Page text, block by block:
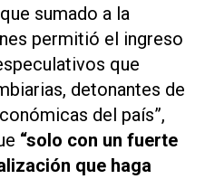
sumado a la
permitió el ingreso
que
detonantes de
del país”,
“solo con un fuerte
que haga